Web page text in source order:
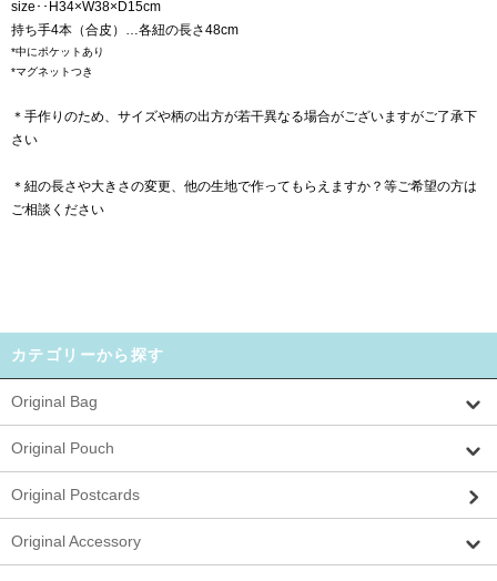
size･･H34×W38×D15cm
持ち手4本（合皮）…各紐の長さ48cm
*中にポケットあり
*マグネットつき
＊手作りのため、サイズや柄の出方が若干異なる場合がございますがご了承下
さい
＊紐の長さや大きさの変更、他の生地で作ってもらえますか？等ご希望の方は
ご相談ください
カテゴリーから探す
Original Bag
Original Pouch
Original Postcards
Original Accessory